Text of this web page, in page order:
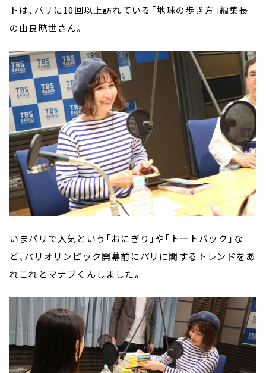
トは、パリに10回以上訪れている「地球の歩き方」編集長
の由良暁世さん。
いまパリで人気という「おにぎり」や「トートバック」な
ど、パリオリンピック開幕前にパリに関するトレンドをあ
れこれとマナブくんしました。